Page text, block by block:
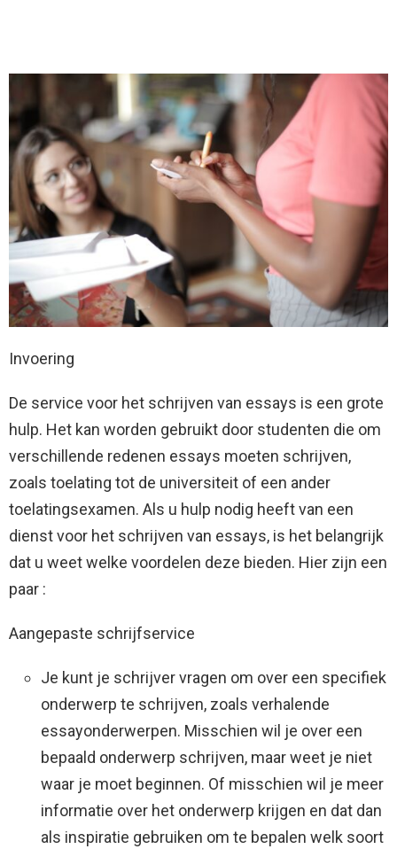
Invoering
De service voor het schrijven van essays is een grote
hulp. Het kan worden gebruikt door studenten die om
verschillende redenen essays moeten schrijven,
zoals toelating tot de universiteit of een ander
toelatingsexamen. Als u hulp nodig heeft van een
dienst voor het schrijven van essays, is het belangrijk
dat u weet welke voordelen deze bieden. Hier zijn een
paar :
Aangepaste schrijfservice
Je kunt je schrijver vragen om over een specifiek
onderwerp te schrijven, zoals verhalende
essayonderwerpen. Misschien wil je over een
bepaald onderwerp schrijven, maar weet je niet
waar je moet beginnen. Of misschien wil je meer
informatie over het onderwerp krijgen en dat dan
als inspiratie gebruiken om te bepalen welk soort